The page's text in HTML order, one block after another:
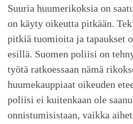
Suuria huumerikoksia on
on käyty oikeutta pitkään.
pitkiä tuomioita ja tapaukset
esillä. Suomen poliisi on
työtä ratkoessaan nämä
huumekauppiaat oikeuden
poliisi ei kuitenkaan ole
onnistumisistaan, vaikka